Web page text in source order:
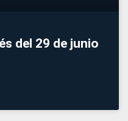
del 29 de junio